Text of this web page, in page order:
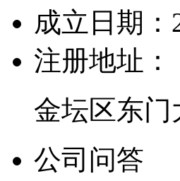
成立日期：
注册地址：
金坛区东门
公司问答